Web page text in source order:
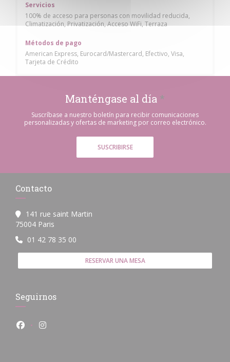
Servicios
100% de acceso para personas con movilidad reducida,
Climatización, Privatización, Acceso WiFi, Terraza
Métodos de pago
American Express, Eurocard/Mastercard, Efectivo, Visa,
Tarjeta de Crédito
Manténgase al día *
Suscríbase a nuestro boletín para recibir comunicaciones
personalizadas y ofertas de marketing por correo electrónico.
SUSCRIBIRSE
Contacto
141 rue saint Martin
75004 Paris
01 42 78 35 00
RESERVAR UNA MESA
Seguirnos
Facebook ((abre en una nueva ventana))
Instagram ((abre en una nueva ventana))